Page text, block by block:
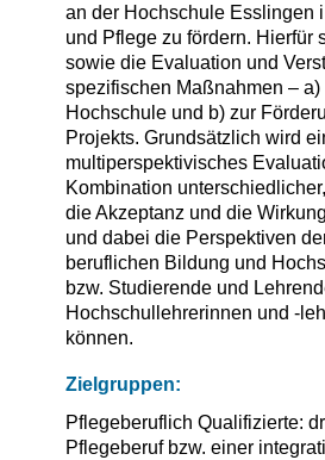
an der Hochschule Esslingen
und Pflege zu fördern. Hierfür
sowie die Evaluation und
spezifischen Maßnahmen –
Hochschule und b) zur
Projekts. Grundsätzlich wird
multiperspektivisches
Kombination
die Akzeptanz und die
und dabei die Perspektiven
beruflichen Bildung und
bzw. Studierende und
Hochschullehrerinnen und -
können.
Zielgruppen:
Pflegeberuflich Qualifizierte:
Pflegeberuf bzw. einer